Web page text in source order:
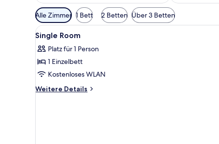
Verfügbare
Filter
für
Zimmer
Alle Zimmer 1 Bett 2 Betten Über 3 Betten
Alle
Fotos
für
Single
Room
anzeigen
Ein Hotelzimmer mit zwei
5
Single Room
Platz für 1 Person
1 Einzelbett
Kostenloses WLAN
Weitere Details
Weitere